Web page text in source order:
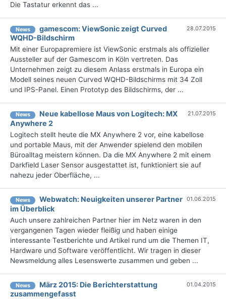
Die Tastatur erkennt das ...
News
gamescom: ViewSonic zeigt Curved
WQHD-Bildschirm
28.07.2015
Mit einer Europapremiere ist ViewSonic erstmals als offizieller
Aussteller auf der Gamescom in Köln vertreten. Das
Unternehmen zeigt zu diesem Anlass erstmals in Europa ein
Modell seines neuen Curved WQHD-Bildschirms mit 34 Zoll
und IPS-Panel. Einen Prototyp des Bildschirms, der ...
News
Neue kabellose Maus von Logitech: MX
Anywhere 2
21.07.2015
Logitech stellt heute die MX Anywhere 2 vor, eine kabellose
und portable Maus, mit der Anwender spielend den mobilen
Büroalltag meistern können. Da die MX Anywhere 2 mit einem
Darkfield Laser Sensor ausgestattet ist, funktioniert sie auf
nahezu jeder Oberfläche, ...
News
Webwatch: Neuigkeiten unserer Partner
im Überblick
01.06.2015
Auch unsere zahlreichen Partner hier im Netz waren in den
vergangenen Tagen wieder fleißig und haben einige
interessante Testberichte und Artikel rund um die Themen IT,
Hardware und Software veröffentlicht. Wir tragen in dieser
Newsmeldung alles Lesenswerte zusammen und geben ...
News
März 2015: Die Berichterstattung
zusammengefasst
01.04.2015